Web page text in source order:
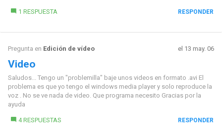
1 RESPUESTA RESPONDER
Pregunta en Edición de vídeo el 13 may. 06
Video
Saludos... Tengo un "problemilla" baje unos videos en formato .avi El
problema es que yo tengo el windows media player y solo reproduce la
voz . No se ve nada de video. Que programa necesito Gracias por la
ayuda
4 RESPUESTAS RESPONDER